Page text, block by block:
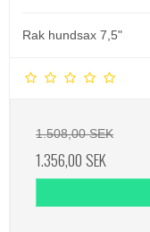
Rak hundsax 7,5"
1.508,00 SEK
1.356,00 SEK